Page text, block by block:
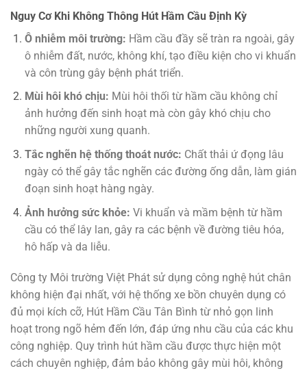
Nguy Cơ Khi Không Thông Hút Hầm Cầu Định Kỳ
Ô nhiễm môi trường: Hầm cầu đầy sẽ tràn ra ngoài, gây
ô nhiễm đất, nước, không khí, tạo điều kiện cho vi khuẩn
và côn trùng gây bệnh phát triển.
Mùi hôi khó chịu: Mùi hôi thối từ hầm cầu không chỉ
ảnh hưởng đến sinh hoạt mà còn gây khó chịu cho
những người xung quanh.
Tắc nghẽn hệ thống thoát nước: Chất thải ứ đọng lâu
ngày có thể gây tắc nghẽn các đường ống dẫn, làm gián
đoạn sinh hoạt hàng ngày.
Ảnh hưởng sức khỏe: Vi khuẩn và mầm bệnh từ hầm
cầu có thể lây lan, gây ra các bệnh về đường tiêu hóa,
hô hấp và da liễu.
Công ty Môi trường Việt Phát sử dụng công nghệ hút chân
không hiện đại nhất, với hệ thống xe bồn chuyên dụng có
đủ mọi kích cỡ, Hút Hầm Cầu Tân Bình từ nhỏ gọn linh
hoạt trong ngõ hẻm đến lớn, đáp ứng nhu cầu của các khu
công nghiệp. Quy trình hút hầm cầu được thực hiện một
cách chuyên nghiệp, đảm bảo không gây mùi hôi, không